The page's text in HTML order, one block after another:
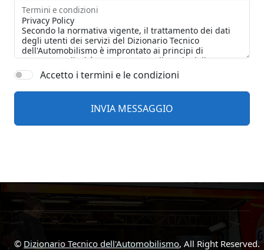
Termini e condizioni
Accetto i termini e le condizioni
© Dizionario Tecnico dell'Automobilismo, All Right Reserved.